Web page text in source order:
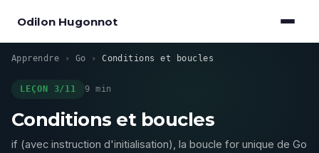
Odilon Hugonnot
Apprendre › Go ›Conditions et boucles
LEÇON 3/11 9 min
Conditions et boucles
if (avec instruction d'initialisation), la boucle for unique de Go